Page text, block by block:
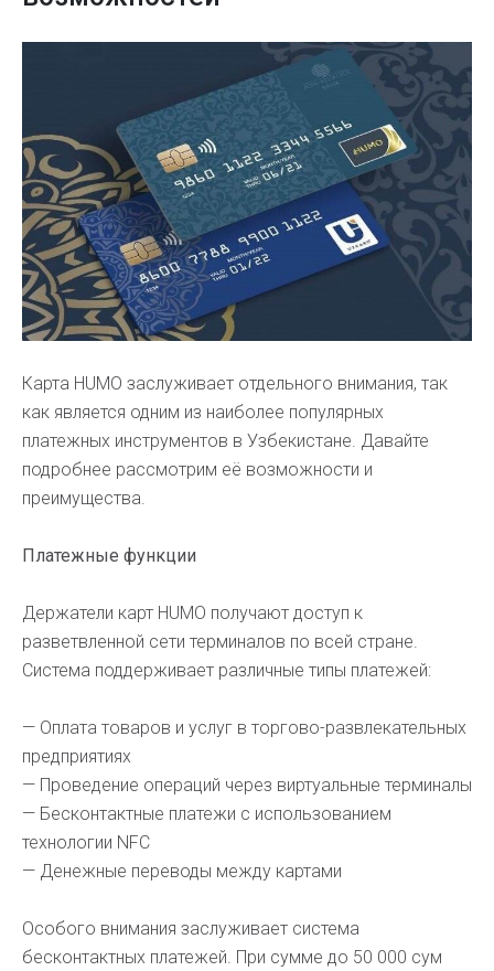
Карта HUMO заслуживает отдельного внимания, так
как является одним из наиболее популярных
платежных инструментов в Узбекистане. Давайте
подробнее рассмотрим её возможности и
преимущества.
Платежные функции
Держатели карт HUMO получают доступ к
разветвленной сети терминалов по всей стране.
Система поддерживает различные типы платежей:
— Оплата товаров и услуг в торгово-развлекательных
предприятиях
— Проведение операций через виртуальные терминалы
— Бесконтактные платежи с использованием
технологии NFC
— Денежные переводы между картами
Особого внимания заслуживает система
бесконтактных платежей. При сумме до 50 000 сум